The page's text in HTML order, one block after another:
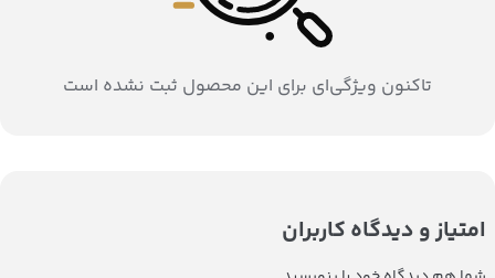
تاکنون ویژگی‌ای برای این محصول ثبت نشده است
امتیاز و دیدگاه کاربران